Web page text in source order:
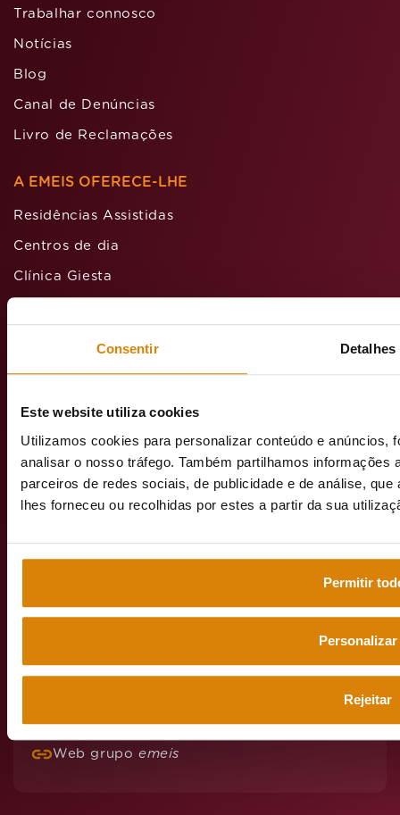
Consentir Detalhes
Este website utiliza cookies
Utilizamos cookies para personalizar conteúdo e anúncios,
analisar o nosso tráfego. Também partilhamos
parceiros de redes sociais, de publicidade e de análise,
lhes forneceu ou recolhidas por estes a partir da sua
Permitir
Personalizar
Rejeitar
Trabalhar connosco
Notícias
Blog
Canal de Denúncias
Livro de Reclamações
A EMEIS OFERECE-LHE
Residências Assistidas
Centros de dia
Clínica Giesta
II, Lt.
1.022.1D –
12 – 2º
Andar
Lisboa
Web grupo emeis